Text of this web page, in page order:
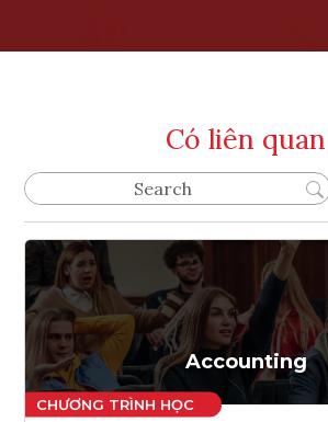
Có liên quan
Accounting